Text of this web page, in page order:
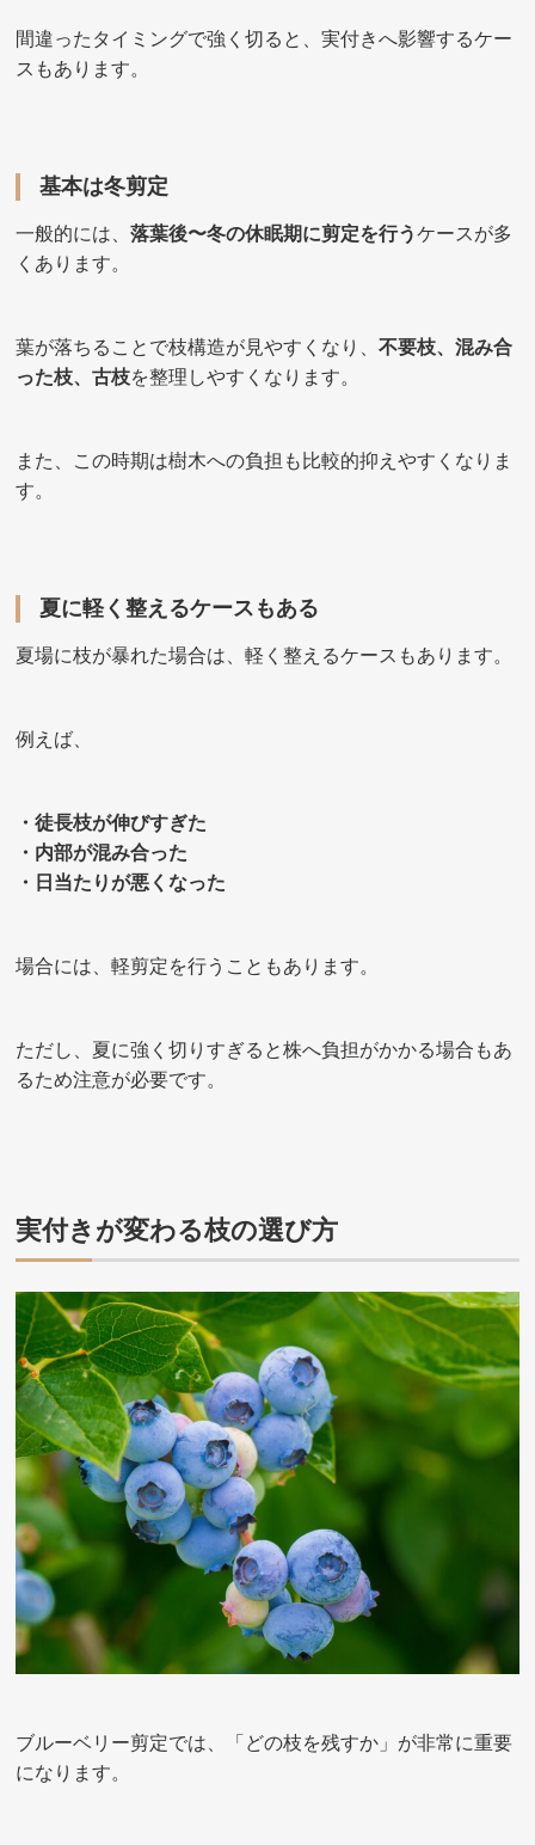
間違ったタイミングで強く切ると、実付きへ影響するケー
スもあります。
基本は冬剪定
一般的には、落葉後〜冬の休眠期に剪定を行うケースが多
くあります。
葉が落ちることで枝構造が見やすくなり、不要枝、混み合
った枝、古枝を整理しやすくなります。
また、この時期は樹木への負担も比較的抑えやすくなりま
す。
夏に軽く整えるケースもある
夏場に枝が暴れた場合は、軽く整えるケースもあります。
例えば、
・徒長枝が伸びすぎた
・内部が混み合った
・日当たりが悪くなった
場合には、軽剪定を行うこともあります。
ただし、夏に強く切りすぎると株へ負担がかかる場合もあ
るため注意が必要です。
実付きが変わる枝の選び方
ブルーベリー剪定では、「どの枝を残すか」が非常に重要
になります。